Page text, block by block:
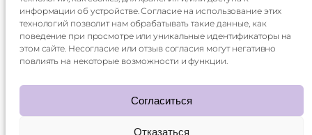
информации об устройстве. Согласие на использование этих
технологий позволит нам обрабатывать такие данные, как
поведение при просмотре или уникальные идентификаторы на
этом сайте. Несогласие или отзыв согласия могут негативно
повлиять на некоторые возможности и функции.
Согласиться
Отказаться
Каталог
О
компании
Оплата
Контакты
Контакты:
mani.qr@yandex.ru